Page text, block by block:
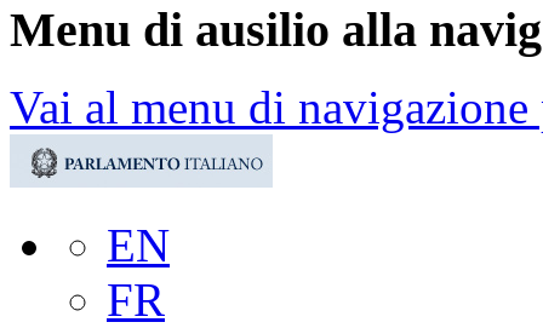
Menu di ausilio alla
Vai al menu di
EN
FR